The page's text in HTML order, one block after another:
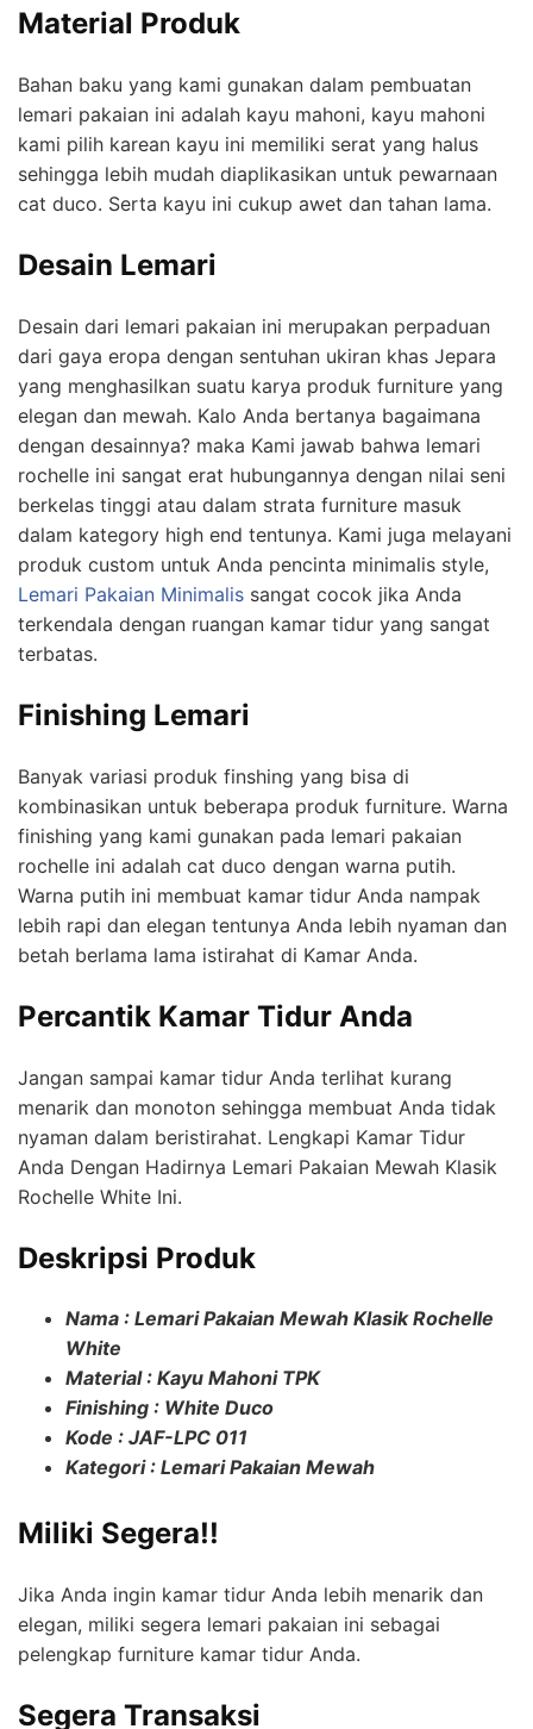
Material Produk
Bahan baku yang kami gunakan dalam pembuatan
lemari pakaian ini adalah kayu mahoni, kayu mahoni
kami pilih karean kayu ini memiliki serat yang halus
sehingga lebih mudah diaplikasikan untuk pewarnaan
cat duco. Serta kayu ini cukup awet dan tahan lama.
Desain Lemari
Desain dari lemari pakaian ini merupakan perpaduan
dari gaya eropa dengan sentuhan ukiran khas Jepara
yang menghasilkan suatu karya produk furniture yang
elegan dan mewah. Kalo Anda bertanya bagaimana
dengan desainnya? maka Kami jawab bahwa lemari
rochelle ini sangat erat hubungannya dengan nilai seni
berkelas tinggi atau dalam strata furniture masuk
dalam kategory high end tentunya. Kami juga melayani
produk custom untuk Anda pencinta minimalis style,
Lemari Pakaian Minimalis sangat cocok jika Anda
terkendala dengan ruangan kamar tidur yang sangat
terbatas.
Finishing Lemari
Banyak variasi produk finshing yang bisa di
kombinasikan untuk beberapa produk furniture. Warna
finishing yang kami gunakan pada lemari pakaian
rochelle ini adalah cat duco dengan warna putih.
Warna putih ini membuat kamar tidur Anda nampak
lebih rapi dan elegan tentunya Anda lebih nyaman dan
betah berlama lama istirahat di Kamar Anda.
Percantik Kamar Tidur Anda
Jangan sampai kamar tidur Anda terlihat kurang
menarik dan monoton sehingga membuat Anda tidak
nyaman dalam beristirahat. Lengkapi Kamar Tidur
Anda Dengan Hadirnya Lemari Pakaian Mewah Klasik
Rochelle White Ini.
Deskripsi Produk
Nama : Lemari Pakaian Mewah Klasik Rochelle
White
Material : Kayu Mahoni TPK
Finishing : White Duco
Kode : JAF-LPC 011
Kategori : Lemari Pakaian Mewah
Miliki Segera!!
Jika Anda ingin kamar tidur Anda lebih menarik dan
elegan, miliki segera lemari pakaian ini sebagai
pelengkap furniture kamar tidur Anda.
Segera Transaksi